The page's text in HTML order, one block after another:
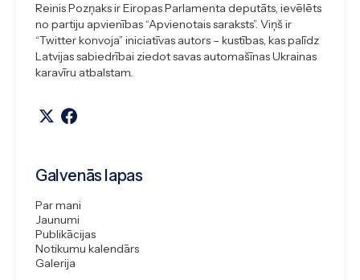
Reinis Pozņaks ir Eiropas Parlamenta deputāts, ievēlēts
no partiju apvienības “Apvienotais saraksts”. Viņš ir
“Twitter konvoja” iniciatīvas autors – kustības, kas palīdz
Latvijas sabiedrībai ziedot savas automašīnas Ukrainas
karavīru atbalstam.
Galvenās lapas
Par mani
Jaunumi
Publikācijas
Notikumu kalendārs
Galerija